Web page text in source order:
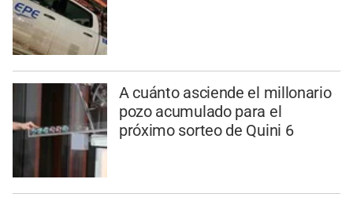
A cuánto asciende el millonario
pozo acumulado para el
próximo sorteo de Quini 6